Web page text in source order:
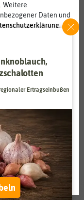
Weitere
Daten und
.
Ertragseinbußen